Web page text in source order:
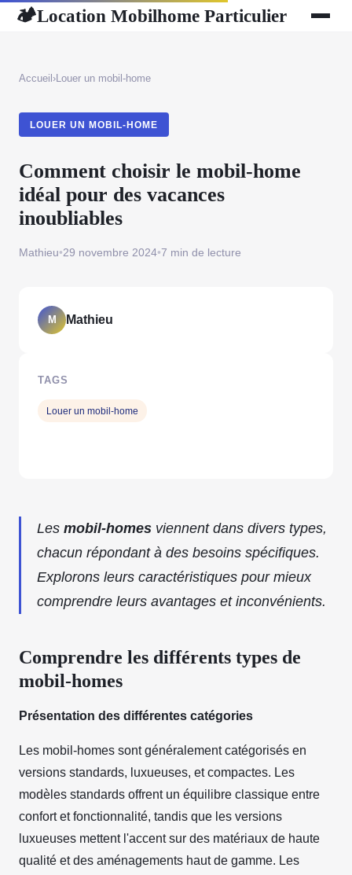
🏕Location Mobilhome Particulier
Accueil ›Louer un mobil-home
LOUER UN MOBIL-HOME
Comment choisir le mobil-home
idéal pour des vacances
inoubliables
Mathieu•29 novembre 2024•7 min de lecture
Les mobil-homes viennent dans divers types,
chacun répondant à des besoins spécifiques.
Explorons leurs caractéristiques pour mieux
comprendre leurs avantages et inconvénients.
Comprendre les différents types de
mobil-homes
Présentation des différentes catégories
Les mobil-homes sont généralement catégorisés en
versions standards, luxueuses, et compactes. Les
modèles standards offrent un équilibre classique entre
confort et fonctionnalité, tandis que les versions
luxueuses mettent l'accent sur des matériaux de haute
qualité et des aménagements haut de gamme. Les
M Mathieu
TAGS
Louer un mobil-home